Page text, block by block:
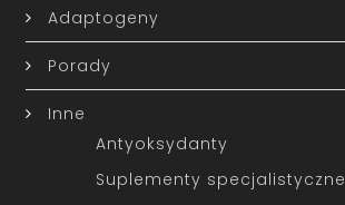
Adaptogeny
Porady
Inne
Antyoksydanty
Suplementy specjalistyczne